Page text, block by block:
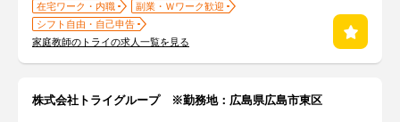
在宅ワーク・内職
副業・Ｗワーク歓迎
シフト自由・自己申告
家庭教師のトライの求人一覧を見る
株式会社トライグループ ※勤務地：広島県広島市東区